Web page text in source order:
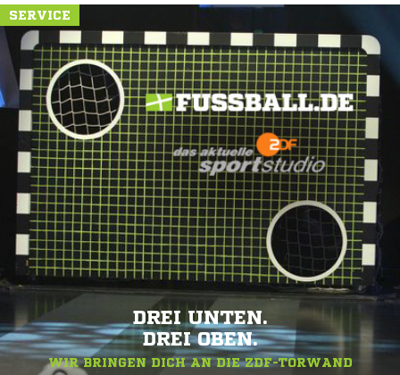
SERVICE
DREI UNTEN.
DREI OBEN.
WIR BRINGEN DICH AN DIE ZDF-TORWAND